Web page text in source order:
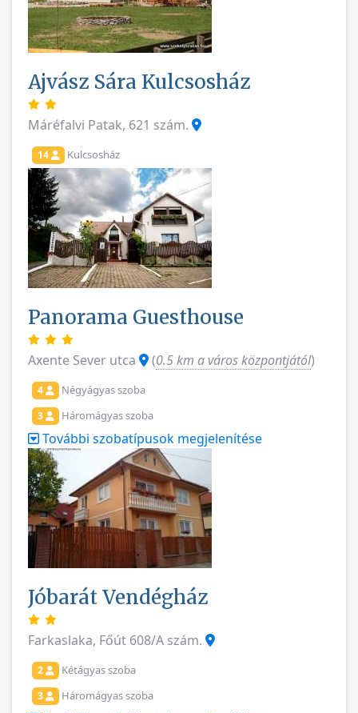
Ajvász Sára Kulcsosház
Máréfalvi Patak, 621 szám.
14 Kulcsosház
Panorama Guesthouse
Axente Sever utca (0.5 km a város központjától)
4 Négyágyas szoba
3 Háromágyas szoba
További szobatípusok megjelenítése
Jóbarát Vendégház
Farkaslaka, Főút 608/A szám.
2 Kétágyas szoba
3 Háromágyas szoba